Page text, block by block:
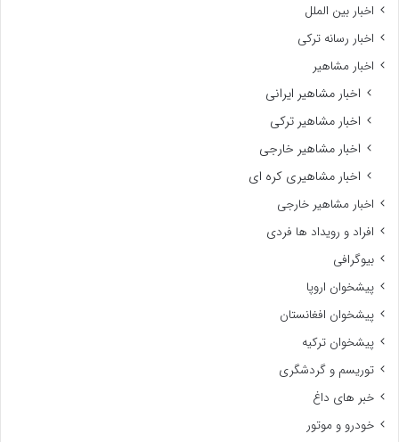
اخبار بین الملل
اخبار رسانه ترکی
اخبار مشاهیر
اخبار مشاهیر ایرانی
اخبار مشاهیر ترکی
اخبار مشاهیر خارجی
اخبار مشاهیری کره ای
اخبار مشاهیر خارجی
افراد و رویداد ها فردی
بیوگرافی
پیشخوان اروپا
پیشخوان افغانستان
پیشخوان ترکیه
توریسم و گردشگری
خبر های داغ
خودرو و موتور